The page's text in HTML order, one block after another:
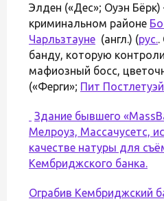
Элден («Дес»; Оуэн
криминальном районе
Чарльзтауне (англ.) (рус..
банду, которую
мафиозный босс,
(«Ферги»; Пит
Здание бывшего
Мелроуз, Массачусетс,
качестве натуры для
Кембриджского банка.
Ограбив Кембриджский